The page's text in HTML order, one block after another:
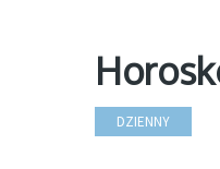
DZIENNY